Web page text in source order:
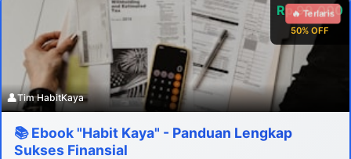
Rp 99.000
50% OFF
🔥 Terlaris
👤Tim HabitKaya
📚 Ebook "Habit Kaya" - Panduan Lengkap
Sukses Finansial